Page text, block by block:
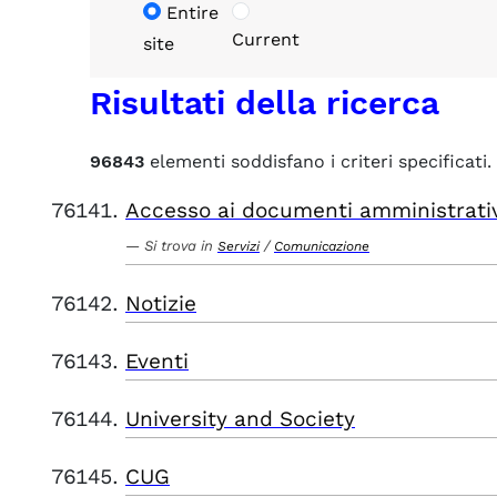
Entire
site
Current
Risultati della ricerca
96843 elementi soddisfano i criteri specificati.
Accesso ai documenti
Si trova in Servizi / Comunicazione
Notizie
Eventi
University and Society
CUG